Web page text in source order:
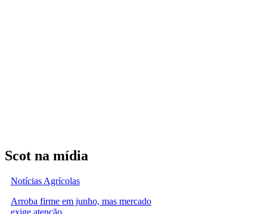
Scot na mídia
Notícias Agrícolas
Arroba firme em junho, mas mercado
exige atenção